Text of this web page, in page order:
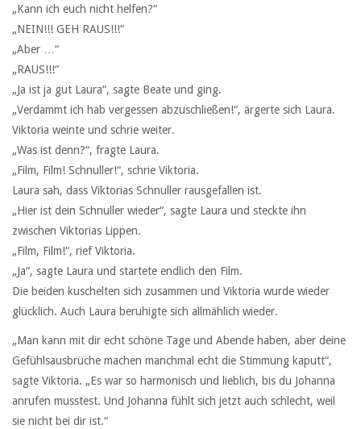
„Kann ich euch nicht helfen?“
„NEIN!!! GEH RAUS!!!“
„Aber …“
„RAUS!!!“
„Ja ist ja gut Laura“, sagte Beate und ging.
„Verdammt ich hab vergessen abzuschließen!“, ärgerte sich Laura.
Viktoria weinte und schrie weiter.
„Was ist denn?“, fragte Laura.
„Film, Film! Schnuller!“, schrie Viktoria.
Laura sah, dass Viktorias Schnuller rausgefallen ist.
„Hier ist dein Schnuller wieder“, sagte Laura und steckte ihn
zwischen Viktorias Lippen.
„Film, Film!“, rief Viktoria.
„Ja“, sagte Laura und startete endlich den Film.
Die beiden kuschelten sich zusammen und Viktoria wurde wieder
glücklich. Auch Laura beruhigte sich allmählich wieder.
„Man kann mit dir echt schöne Tage und Abende haben, aber deine
Gefühlsausbrüche machen manchmal echt die Stimmung kaputt“,
sagte Viktoria. „Es war so harmonisch und lieblich, bis du Johanna
anrufen musstest. Und Johanna fühlt sich jetzt auch schlecht, weil
sie nicht bei dir ist.“